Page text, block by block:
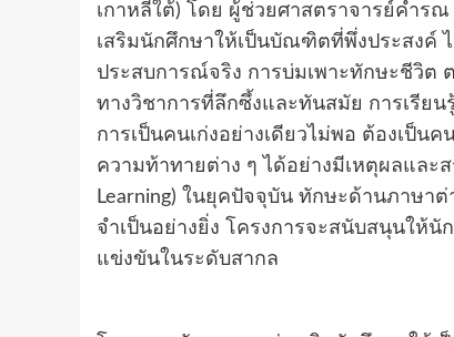
เกาหลีใต้) โดย ผู้ช่วยศาสตราจารย์คำร
เสริมนักศึกษาให้เป็นบัณฑิตที่พึ่งประสงค์
ประสบการณ์จริง การบ่มเพาะทักษะชีวิ
ทางวิชาการที่ลึกซึ้งและทันสมัย การเรีย
การเป็นคนเก่งอย่างเดียวไม่พอ ต้องเป็น
ความท้าทายต่าง ๆ ได้อย่างมีเหตุผลและ
Learning) ในยุคปัจจุบัน ทักษะด้านภาษา
จำเป็นอย่างยิ่ง โครงการจะสนับสนุนให้
แข่งขันในระดับสากล